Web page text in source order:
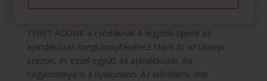
csodáknak,Kikapcsolódás,Kultúra,Teret adunk
TERET ADUNK a csodáknak A legjobb tippek az
ajándékozás megkönnyítéséhez Máris itt az ünnepi
szezon, és ezzel együtt az ajándékozás ősi
hagyománya is a nyakunkon. Az előrelátók már